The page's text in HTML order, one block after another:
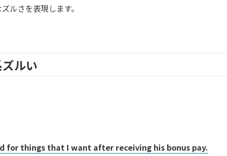
ルさを表現します。
ルい
for things that I want after receiving his bonus pay.